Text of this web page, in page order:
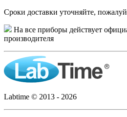
Сроки доставки уточняйте,
На все приборы действует
производителя
Labtime © 2013 - 2026